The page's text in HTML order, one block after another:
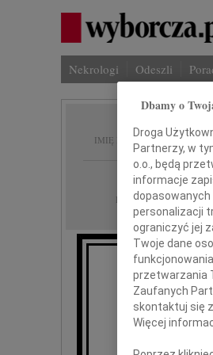
Nekrologi Odeszli
IMIĘ I NAZWISKO:
REGION:
DATA EMISJI:
Dbamy o
Droga
Partnerzy, w
o.o., będą
informacje
personalizacji
ograniczyć jej
Twoje dane
przetwarzania
Zaufanych
skontaktuj się
Więcej